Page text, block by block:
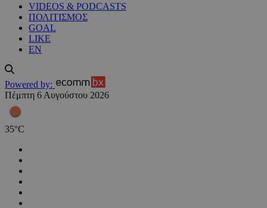
VIDEOS & PODCASTS
ΠΟΛΙΤΙΣΜΟΣ
GOAL
LIKE
EN
Powered by:
Πέμπτη 6 Αυγούστου 2026
35°C